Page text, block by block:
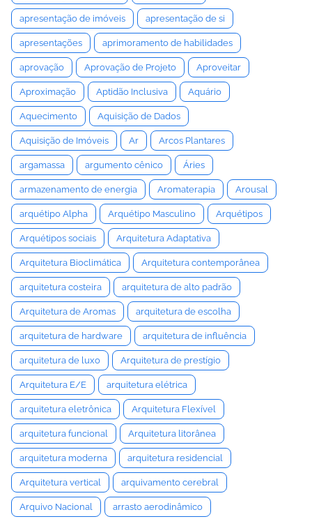
apresentação de imóveis apresentação de si
apresentações aprimoramento de habilidades
aprovação Aprovação de Projeto Aproveitar
Aproximação Aptidão Inclusiva Aquário
Aquecimento Aquisição de Dados
Aquisição de Imóveis Ar Arcos Plantares
argamassa argumento cênico Áries
armazenamento de energia Aromaterapia Arousal
arquétipo Alpha Arquétipo Masculino Arquétipos
Arquétipos sociais Arquitetura Adaptativa
Arquitetura Bioclimática Arquitetura contemporânea
arquitetura costeira arquitetura de alto padrão
Arquitetura de Aromas arquitetura de escolha
arquitetura de hardware arquitetura de influência
arquitetura de luxo Arquitetura de prestígio
Arquitetura E/E arquitetura elétrica
arquitetura eletrônica Arquitetura Flexível
arquitetura funcional Arquitetura litorânea
arquitetura moderna arquitetura residencial
Arquitetura vertical arquivamento cerebral
Arquivo Nacional arrasto aerodinâmico